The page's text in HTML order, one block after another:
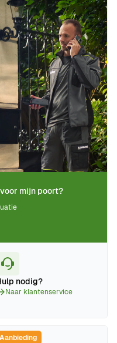
Aanbieding
mijn poort?
nodig?
Naar klantenservice